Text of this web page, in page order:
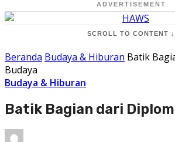
ADVERTISEMENT
SCROLL TO CONTENT ↓
Beranda Budaya & Hiburan Batik
Budaya
Budaya & Hiburan
Batik Bagian dari